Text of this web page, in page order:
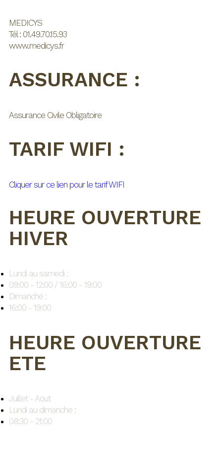
MEDICYS
Tél : 01.49.70.15.93
www.medicys.fr
ASSURANCE :
Assurance Civile Obligatoire
TARIF WIFI :
Cliquer sur ce lien pour le tarif WIFI
HEURE OUVERTURE
HIVER
Lundi au samedi :
09:00 - 12:00 / 16:00 - 19:00
Dimanche :
16:00 - 19:00
HEURE OUVERTURE
ETE
Juillet - Aout
Lundi au dimanche :
08:30 - 21:00